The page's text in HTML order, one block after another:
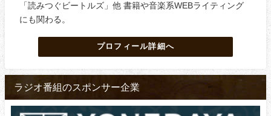
「読みつぐビートルズ」他 書籍や音楽系WEBライティング
にも関わる。
プロフィール詳細へ
ラジオ番組のスポンサー企業